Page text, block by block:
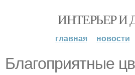
ИНТЕРЬЕР И
главная новости
Благоприятные